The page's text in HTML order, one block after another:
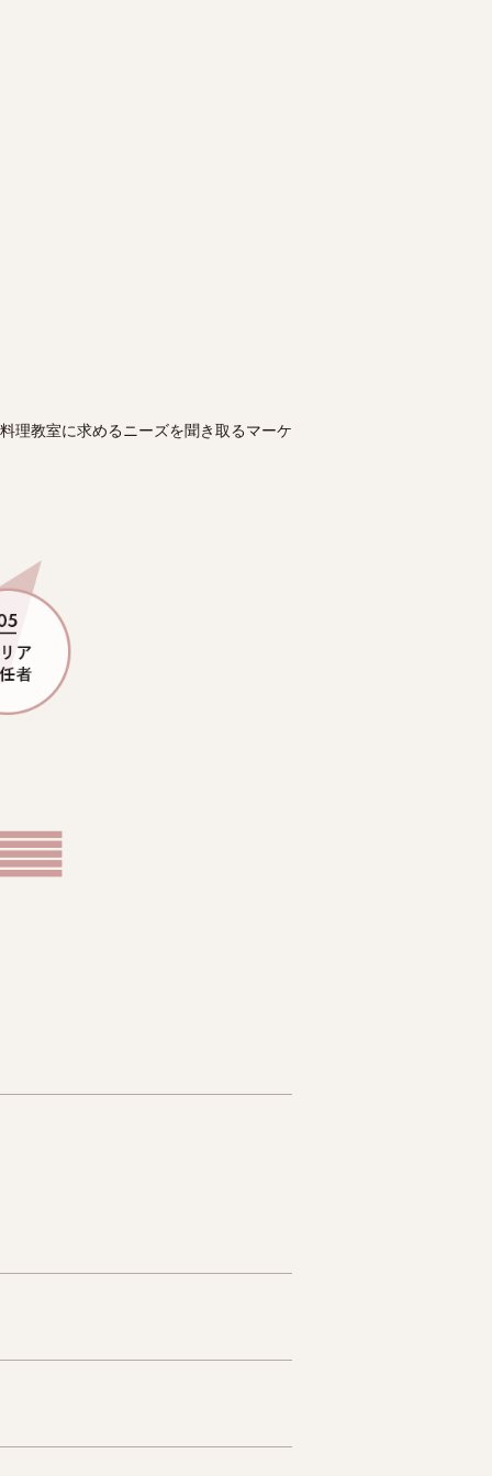
理教室に求めるニーズを聞き取るマーケ